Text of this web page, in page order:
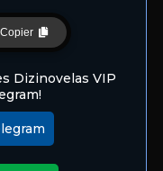
Copier
Dizinovelas VIP